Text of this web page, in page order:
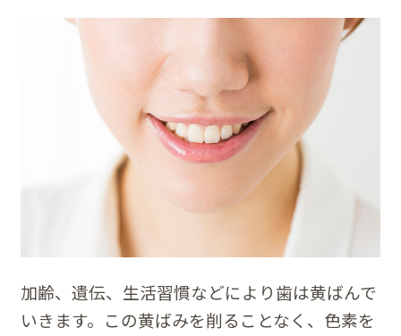
加齢、遺伝、生活習慣などにより歯は黄ばんで
いきます。この黄ばみを削ることなく、色素を